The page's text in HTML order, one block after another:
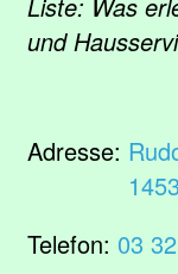
und
Adresse:
Telefon: 03